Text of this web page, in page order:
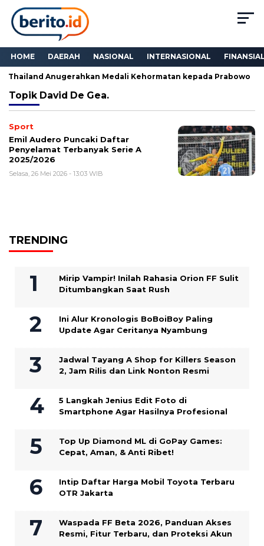
HOME DAERAH NASIONAL INTERNASIONAL
Thailand Anugerahkan Medali Kehormatan kepada Prabowo
Topik David De Gea.
Sport
Emil Audero Puncaki Daftar
Penyelamat Terbanyak Serie A
2025/2026
Selasa, 26 Mei 2026 - 13:03 WIB
TRENDING
Mirip Vampir! Inilah Rahasia Orion FF Sulit
Ditumbangkan Saat Rush
Ini Alur Kronologis BoBoiBoy Paling
Update Agar Ceritanya Nyambung
Jadwal Tayang A Shop for Killers Season
2, Jam Rilis dan Link Nonton Resmi
5 Langkah Jenius Edit Foto di
Smartphone Agar Hasilnya Profesional
Top Up Diamond ML di GoPay Games:
Cepat, Aman, & Anti Ribet!
Intip Daftar Harga Mobil Toyota Terbaru
OTR Jakarta
Waspada FF Beta 2026, Panduan Akses
Resmi, Fitur Terbaru, dan Proteksi Akun